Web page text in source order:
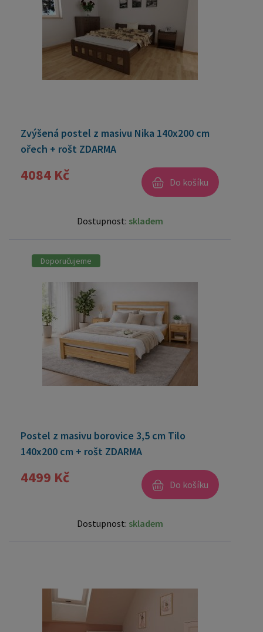
Zvýšená postel z masivu Nika 140x200 cm
ořech + rošt ZDARMA
4084 Kč Do košíku
Dostupnost: skladem
Doporučujeme
Postel z masivu borovice 3,5 cm Tilo
140x200 cm + rošt ZDARMA
4499 Kč Do košíku
Dostupnost: skladem